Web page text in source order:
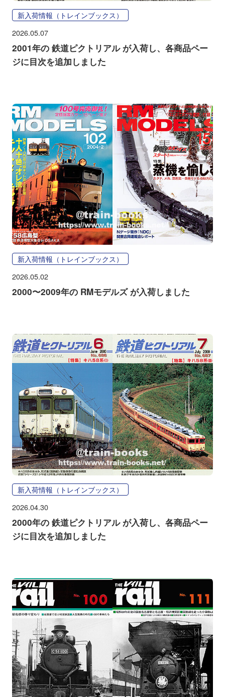
新入荷情報（トレインブックス）
2026.05.07
2001年の 鉄道ピクトリアル が入荷し、各商品ペー
ジに目次を追加しました
新入荷情報（トレインブックス）
2026.05.02
2000〜2009年の RMモデルズ が入荷しました
新入荷情報（トレインブックス）
2026.04.30
2000年の 鉄道ピクトリアル が入荷し、各商品ペー
ジに目次を追加しました